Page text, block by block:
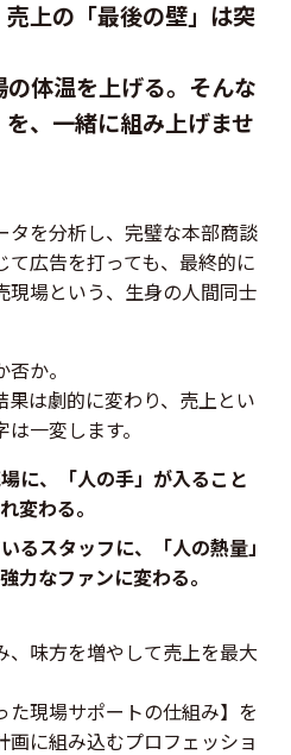
上の「最後の壁」は突
の体温を上げる。そんな
を、一緒に組み上げませ
タを分析し、完璧な本部商談
広告を打っても、最終的に
現場という、生身の人間同士
か。
果は劇的に変わり、売上とい
一変します。
に、「人の手」が入ること
変わる。
るスタッフに、「人の熱量」
力なファンに変わる。
、味方を増やして売上を最大
現場サポートの仕組み】を
に組み込むプロフェッショ